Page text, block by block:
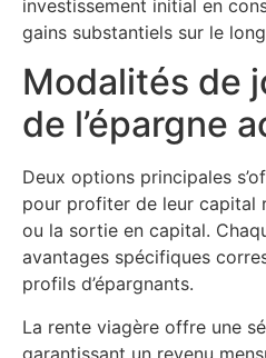
investissement initial en
gains substantiels sur le
Modalités de
de l’épargne
Deux options principales
pour profiter de leur capital
ou la sortie en capital.
avantages spécifiques
profils d’épargnants.
La rente viagère offre une
garantissant un revenu